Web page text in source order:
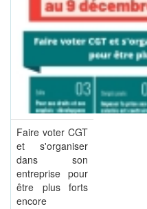
Faire voter CGT
et s'organiser
dans son
entreprise pour
être plus forts
encore